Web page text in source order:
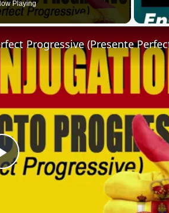
Playing
Play